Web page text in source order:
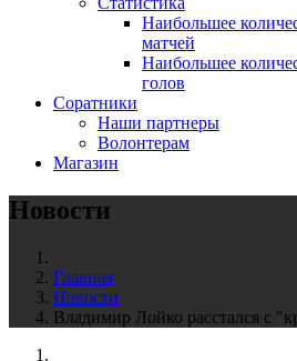
Наибольшее
матчей
Наибольшее
голов
Соратники
Наши партнеры
Волонтерам
Магазин
Новости
Главная
Новости
Владимир Лойко расстался с